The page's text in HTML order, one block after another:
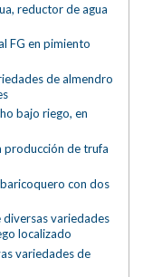
reductor de agua
FG en pimiento
de almendro
bajo riego, en
producción de trufa
con dos
variedades
localizado
variedades de